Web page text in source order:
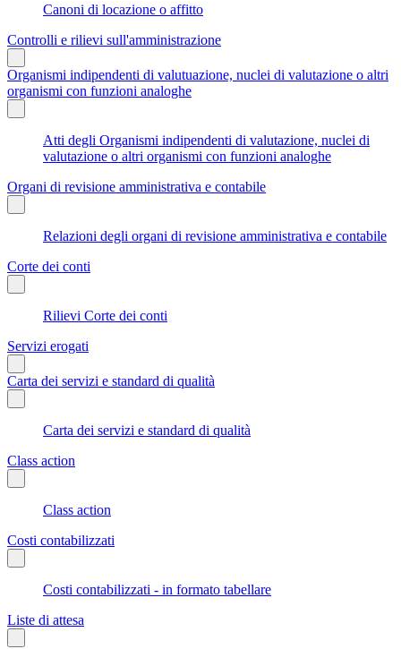
Canoni di locazione o affitto
Controlli e rilievi sull'amministrazione
Organismi indipendenti di valutuazione, nuclei di valutazione o altri
organismi con funzioni analoghe
Atti degli Organismi indipendenti di valutazione, nuclei di
valutazione o altri organismi con funzioni analoghe
Organi di revisione amministrativa e contabile
Relazioni degli organi di revisione amministrativa e contabile
Corte dei conti
Rilievi Corte dei conti
Servizi erogati
Carta dei servizi e standard di qualità
Carta dei servizi e standard di qualità
Class action
Class action
Costi contabilizzati
Costi contabilizzati - in formato tabellare
Liste di attesa